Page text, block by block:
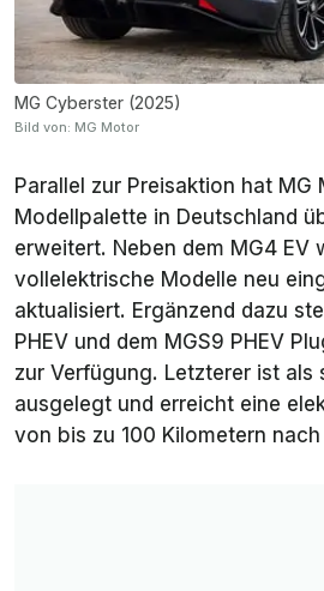
MG Cyberster (2025)
Bild von: MG Motor
Parallel zur Preisaktion hat MG
Modellpalette in Deutschland
erweitert. Neben dem MG4 EV
vollelektrische Modelle neu
aktualisiert. Ergänzend dazu
PHEV und dem MGS9 PHEV
zur Verfügung. Letzterer ist als
ausgelegt und erreicht eine
von bis zu 100 Kilometern nach